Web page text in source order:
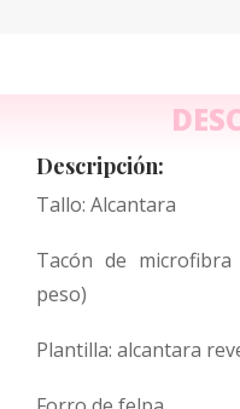
Descripción:
Tallo: Alcantara
Tacón de
peso)
Plantilla: alcantara